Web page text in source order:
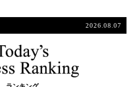
2026.08.07